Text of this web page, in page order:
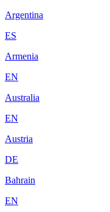
Argentina
ES
Armenia
EN
Australia
EN
Austria
DE
Bahrain
EN